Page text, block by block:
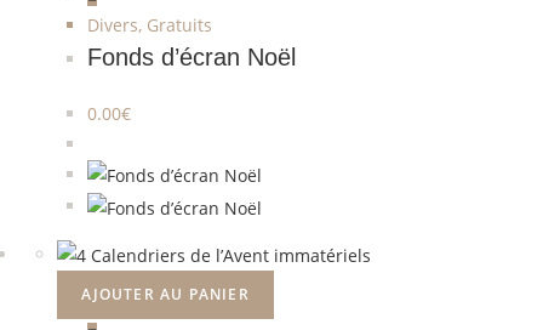
Divers, Gratuits
Fonds d’écran Noël
0.00€
AJOUTER AU PANIER